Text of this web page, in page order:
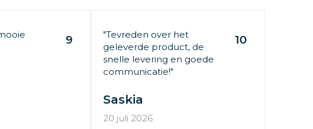
9
"Tevreden over het
geleverde product, de
snelle levering en goede
communicatie!"
10
Saskia
20 juli 2026